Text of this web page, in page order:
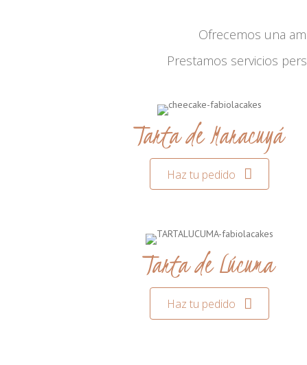
Ofrecemos una
Prestamos servicios
Tarta de Maracuyá
Haz tu pedido
Tarta de Lúcuma
Haz tu pedido